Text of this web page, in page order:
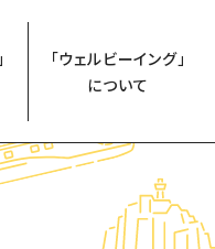
「ウェルビーイング」
について